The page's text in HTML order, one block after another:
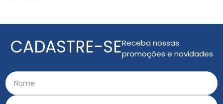
CADASTRE-SEReceba nossas
promoções e novidades